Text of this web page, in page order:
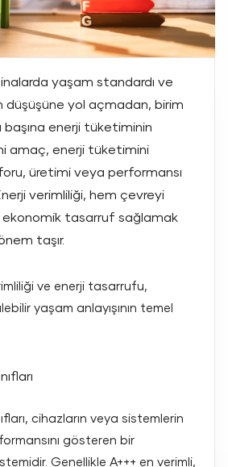
bilgi@aktes.com
BİZİ TAKİP EDİN
yaşam standardı ve
düşüşüne yol açmadan, birim
başına enerji tüketiminin
amaç, enerji tüketimini
üretimi veya performansı
verimliliği, hem çevreyi
ekonomik tasarruf sağlamak
taşır.
ve enerji tasarrufu,
yaşam anlayışının temel
cihazların veya sistemlerin
gösteren bir
Genellikle A+++ en verimli,
iletişime